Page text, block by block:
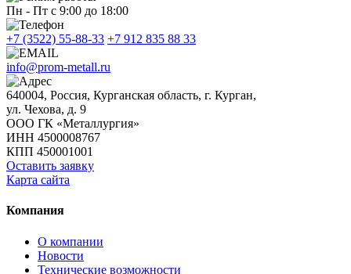
Пн - Пт с 9:00 до 18:00
+7 (3522) 55-88-33 +7 912 835 88 33
info@prom-metall.ru
640004, Россия, Курганская область, г. Курган,
ул. Чехова, д. 9
ООО ГК «Металлургия»
ИНН 4500008767
КПП 450001001
Оставить заявку
Карта сайта
Компания
О компании
Новости
Технические возможности